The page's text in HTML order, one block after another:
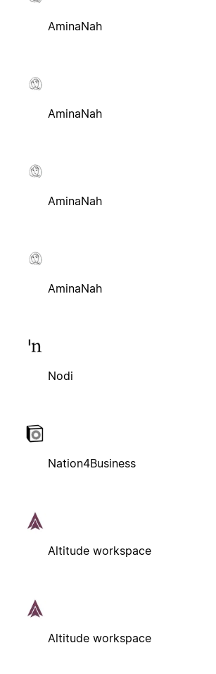
AminaNah
AminaNah
AminaNah
AminaNah
Nodi
Nation4Business
Altitude workspace
Altitude workspace